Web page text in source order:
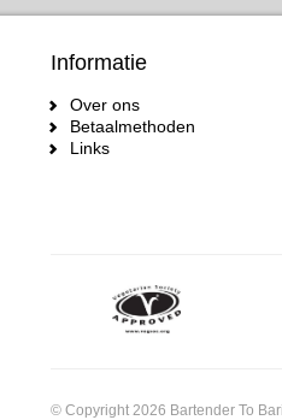
Informatie
Over ons
Betaalmethoden
Links
© Copyright 2026 Bartender To